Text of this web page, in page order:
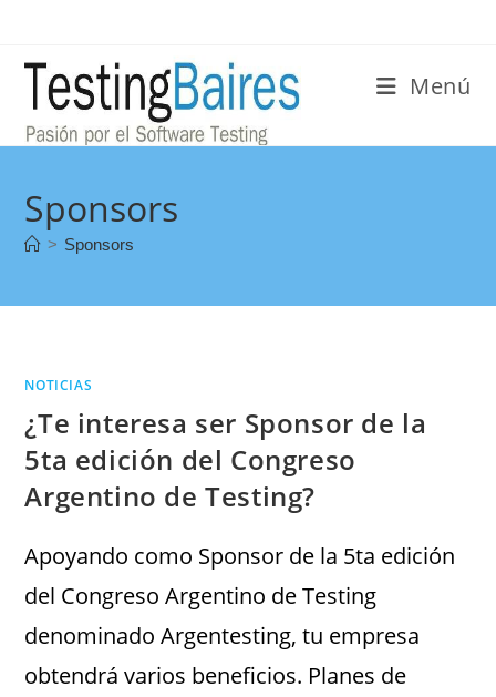
Menú
Sponsors
> Sponsors
NOTICIAS
¿Te interesa ser Sponsor de la
5ta edición del Congreso
Argentino de Testing?
Apoyando como Sponsor de la 5ta edición
del Congreso Argentino de Testing
denominado Argentesting, tu empresa
obtendrá varios beneficios. Planes de